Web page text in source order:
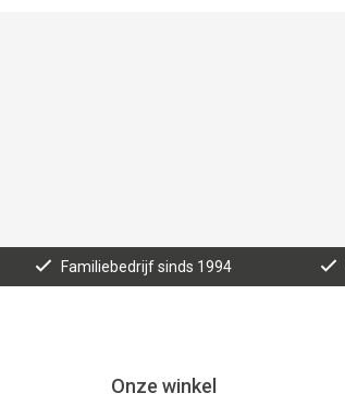
Familiebedrijf sinds 1994
Onze winkel